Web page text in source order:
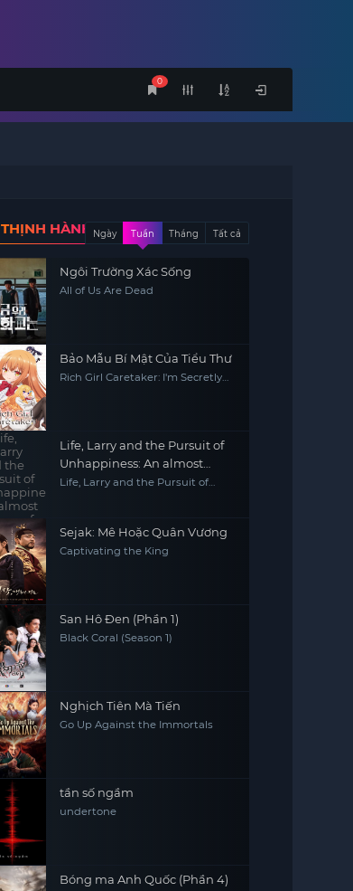
0
THỊNH HÀNHNgày Tuần Tháng Tất cả
Ngôi Trường Xác Sống
All of Us Are Dead
Bảo Mẫu Bí Mật Của Tiểu Thư
Rich Girl Caretaker: I'm Secretly
Life, Larry and the Pursuit of
Unhappiness: An almost
History of America
Life, Larry and the Pursuit of
Sejak: Mê Hoặc Quân Vương
Captivating the King
San Hô Đen (Phần 1)
Black Coral (Season 1)
Nghịch Tiên Mà Tiến
Go Up Against the Immortals
tần số ngầm
undertone
Bóng ma Anh Quốc (Phần 4)